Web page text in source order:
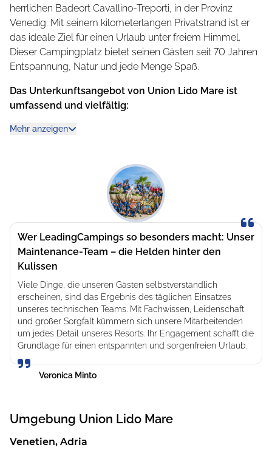
herrlichen Badeort Cavallino-Treporti, in der Provinz
Venedig. Mit seinem kilometerlangen Privatstrand ist er
das ideale Ziel für einen Urlaub unter freiem Himmel.
Dieser Campingplatz bietet seinen Gästen seit 70 Jahren
Entspannung, Natur und jede Menge Spaß.
Das Unterkunftsangebot von Union Lido Mare ist
umfassend und vielfältig:
Vom Lodging bis zum Glamping, vom Dog Camp bis
konzipiert, dass sie den Bedürfnissen jedes Gastes
gerecht wird, und qualitativ hochwertige Dienstleistungen
und Aktivitäten für alle Altersgruppen bietet.
Union Lido Mare ist als einer der besten Luxus-
Campingplätze Italiens und als erster Multi-Themen-
Campingplatz Europas bekannt und hat sich schon
immer dem Umweltschutz und der Barrierefreiheit
verschrieben.
Von der Panorama-Terrasse des Wellnesscenters
wandert der Blick über die Wipfel der Pinien bis zur
Adria. Sie können so den Thalassotherapie-Bereich, das
W10 Leisure Building mit seinem teilweise überdachten
Schwimmbad und die zwei hervorragenden Aquaparks
mit beheiztem Wasser sehen.
Parcours, Restaurants und Geschäfte:
Union Lido Mare bietet alles, was Sie brauchen, um Ihren
Mehr anzeigen
Wer LeadingCampings so besonders macht: Unser
Maintenance-Team – die Helden hinter den
Kulissen
Viele Dinge, die unseren Gästen selbstverständlich
erscheinen, sind das Ergebnis des täglichen Einsatzes
unseres technischen Teams. Mit Fachwissen, Leidenschaft
und großer Sorgfalt kümmern sich unsere Mitarbeitenden
um jedes Detail unseres Resorts. Ihr Engagement schafft die
Grundlage für einen entspannten und sorgenfreien Urlaub.
Veronica Minto
Umgebung Union Lido Mare
Venetien, Adria